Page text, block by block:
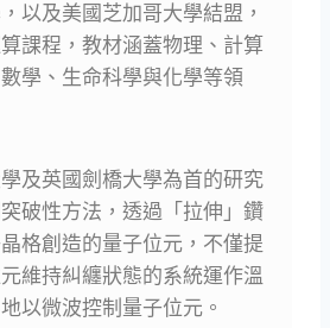
以及美國芝加哥大學結盟，
課程，教材涵蓋物理、計算
學、生命科學與化學等領
及英國劍橋大學為首的研究
破性方法，透過「拉伸」鑽
格創造的量子位元，不僅提
維持糾纏狀態的系統運作溫
以微波控制量子位元。